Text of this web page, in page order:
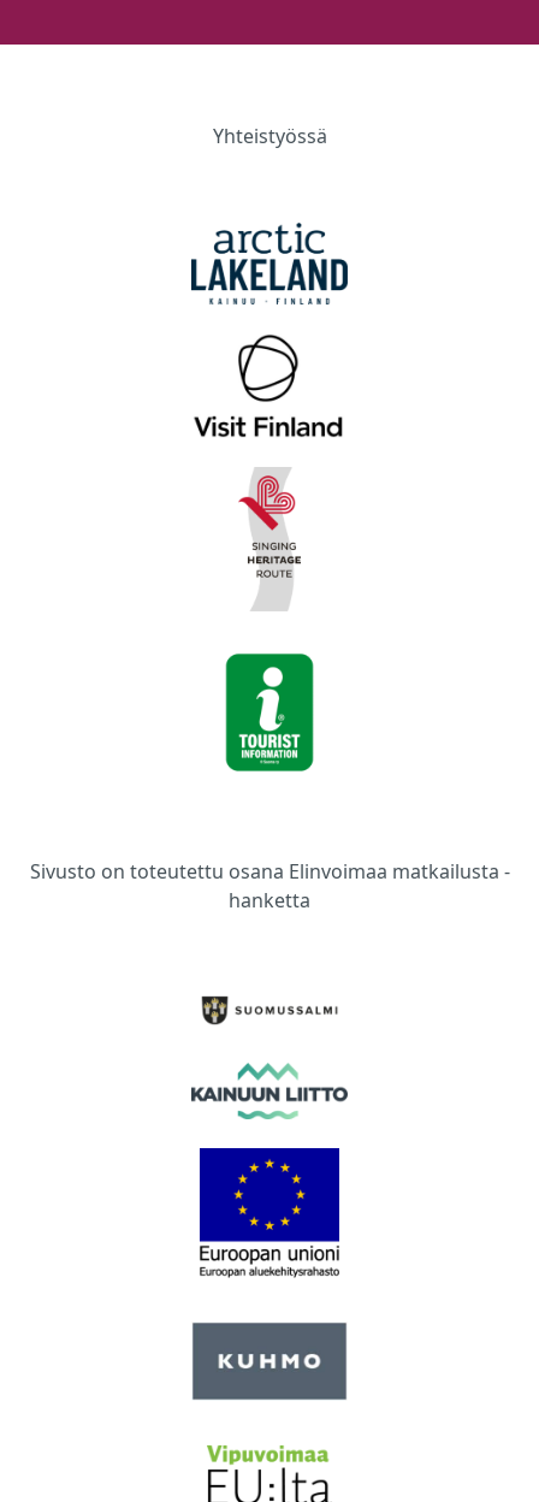
Yhteistyössä
Sivusto on toteutettu osana Elinvoimaa matkailusta -
hanketta